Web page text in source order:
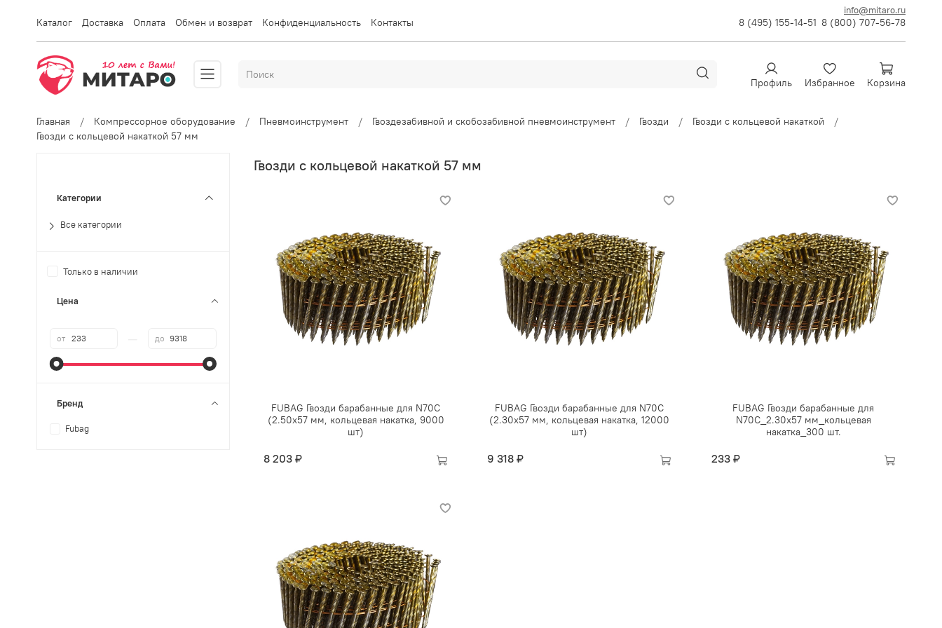
info@mitaro.ru
Каталог Доставка Оплата Обмен и возврат Конфиденциальность Контакты 8 (495) 155-14-51 8 (800) 707-56-78
Профиль Избранное Корзина
Главная Компрессорное оборудование Пневмоинструмент Гвоздезабивной и скобозабивной пневмоинструмент Гвозди
Гвозди с кольцевой накаткой
Гвозди с кольцевой накаткой 57 мм
Гвозди с кольцевой накаткой 57 мм
FUBAG Гвозди барабанные для N70C
(2.50x57 мм, кольцевая накатка, 9000
шт)
8 203 ₽
FUBAG Гвозди барабанные для N70C
(2.30x57 мм, кольцевая накатка, 12000
шт)
9 318 ₽
FUBAG Гвозди барабанные для
N70C_2.30x57 мм_кольцевая
накатка_300 шт.
233 ₽
Категории
Все категории
Только в наличии
Цена
от до
Бренд
Fubag